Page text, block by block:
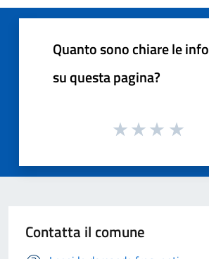
Quanto sono chiare le
su questa pagina?
Contatta il comune